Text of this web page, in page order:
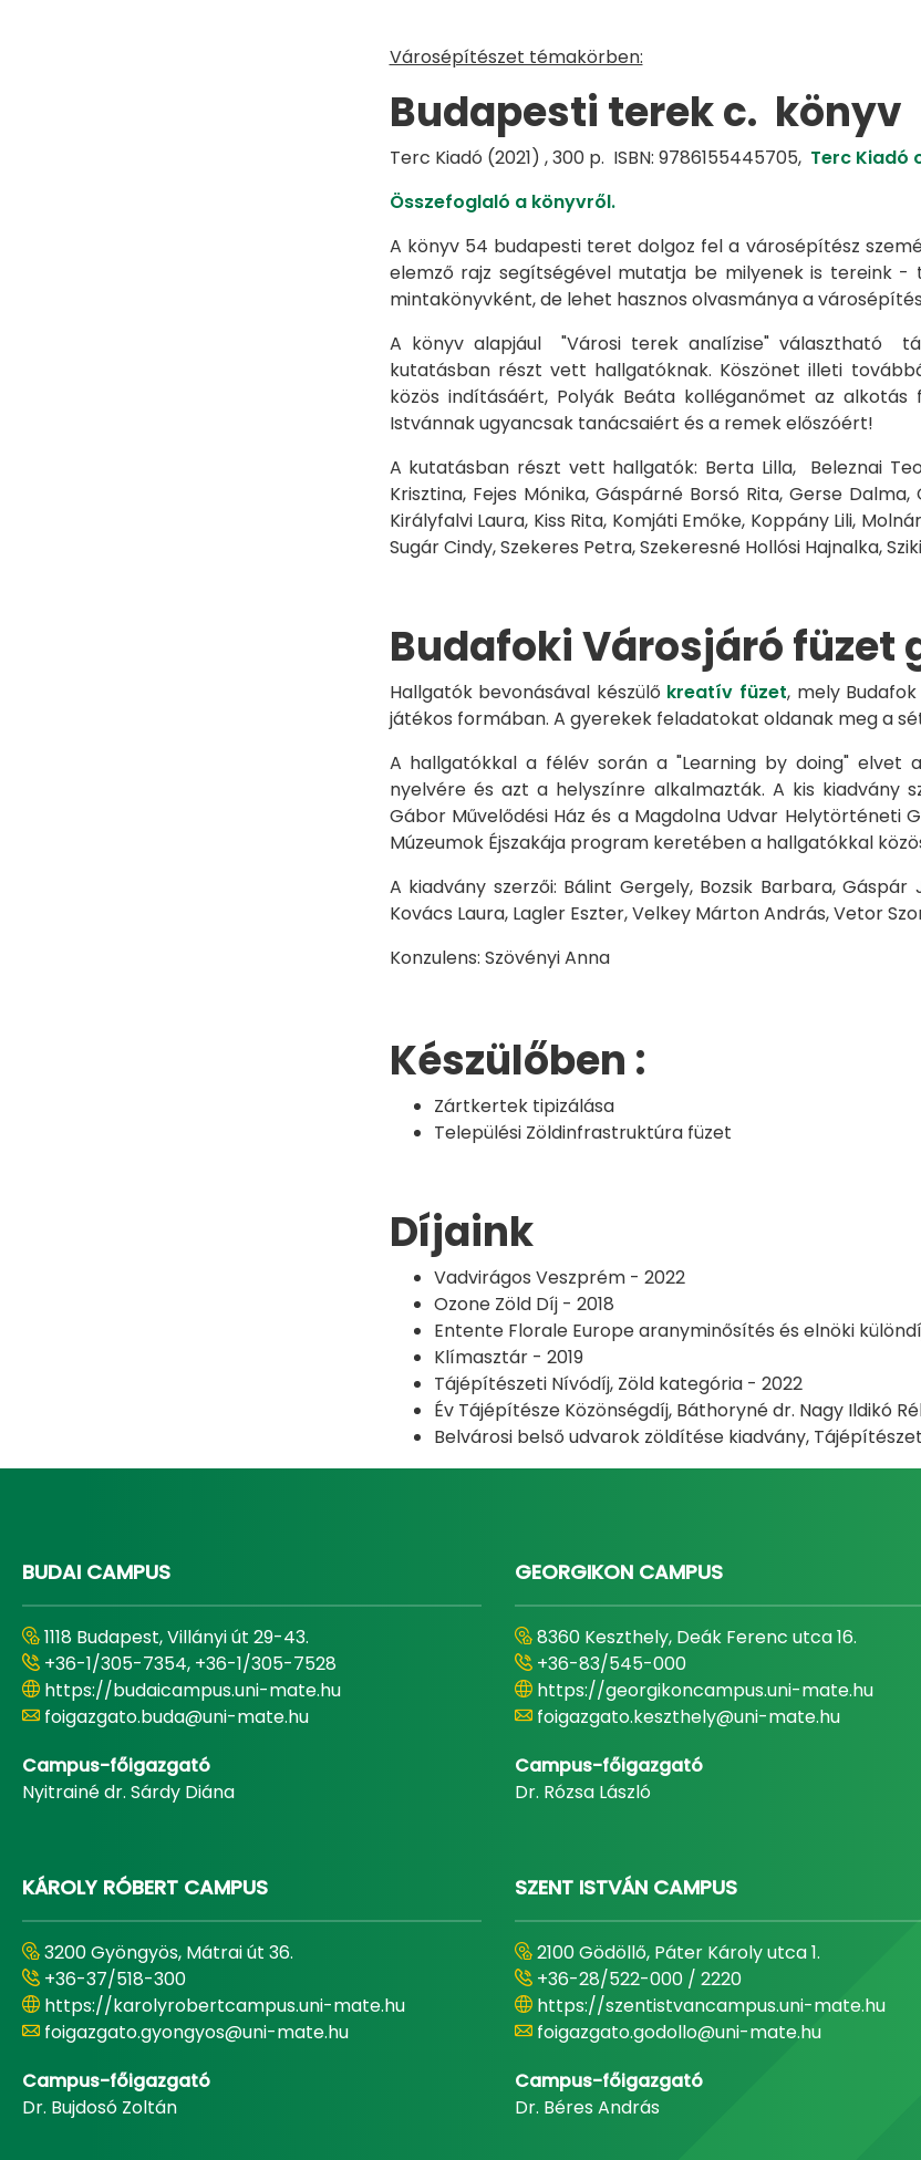
Városépítészet témakörben:
Budapesti terek c. könyv
Terc Kiadó (2021) , 300 p. ISBN: 9786155445705, Terc Kiadó
Összefoglaló a könyvről.
A könyv 54 budapesti teret dolgoz fel a városépítész
elemző rajz segítségével mutatja be milyenek is tereink -
mintakönyvként, de lehet hasznos olvasmánya a
A könyv alapjául "Városi terek analízise" választható
kutatásban részt vett hallgatóknak. Köszönet illeti
közös indításáért, Polyák Beáta kolléganőmet az
Istvánnak ugyancsak tanácsaiért és a remek előszóért!
A kutatásban részt vett hallgatók: Berta Lilla, Beleznai
Krisztina, Fejes Mónika, Gáspárné Borsó Rita, Gerse
Királyfalvi Laura, Kiss Rita, Komjáti Emőke, Koppány Lili,
Sugár Cindy, Szekeres Petra, Szekeresné Hollósi Hajnalka,
Budafoki Városjáró füzet
Hallgatók bevonásával készülő kreatív füzet, mely
játékos formában. A gyerekek feladatokat oldanak meg a
A hallgatókkal a félév során a "Learning by doing"
nyelvére és azt a helyszínre alkalmazták. A kis kiadvány
Gábor Művelődési Ház és a Magdolna Udvar
Múzeumok Éjszakája program keretében a hallgatókkal
A kiadvány szerzői: Bálint Gergely, Bozsik Barbara,
Kovács Laura, Lagler Eszter, Velkey Márton András, Vetor
Konzulens: Szövényi Anna
Készülőben :
Zártkertek tipizálása
Települési Zöldinfrastruktúra füzet
Díjaink
Vadvirágos Veszprém - 2022
Ozone Zöld Díj - 2018
Entente Florale Europe aranyminősítés és elnöki
Klímasztár - 2019
Tájépítészeti Nívódíj, Zöld kategória - 2022
Év Tájépítésze Közönségdíj, Báthoryné dr. Nagy Ildikó
Belvárosi belső udvarok zöldítése kiadvány,
BUDAI CAMPUS
1118 Budapest, Villányi út 29-43.
+36-1/305-7354, +36-1/305-7528
https://budaicampus.uni-mate.hu
foigazgato.buda@uni-mate.hu
Campus-főigazgató
Nyitrainé dr. Sárdy Diána
GEORGIKON CAMPUS
8360 Keszthely, Deák Ferenc utca 16.
+36-83/545-000
https://georgikoncampus.uni-mate.hu
foigazgato.keszthely@uni-mate.hu
Campus-főigazgató
Dr. Rózsa László
KÁROLY RÓBERT CAMPUS
3200 Gyöngyös, Mátrai út 36.
+36-37/518-300
https://karolyrobertcampus.uni-mate.hu
foigazgato.gyongyos@uni-mate.hu
Campus-főigazgató
Dr. Bujdosó Zoltán
SZENT ISTVÁN CAMPUS
2100 Gödöllő, Páter Károly utca 1.
+36-28/522-000 / 2220
https://szentistvancampus.uni-mate.hu
foigazgato.godollo@uni-mate.hu
Campus-főigazgató
Dr. Béres András